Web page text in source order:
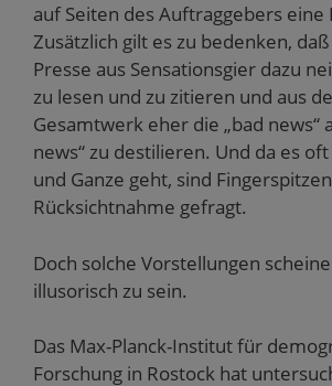
auf Seiten des Auftraggebers eine
Zusätzlich gilt es zu bedenken,
Presse aus Sensationsgier dazu
zu lesen und zu zitieren und aus
Gesamtwerk eher die „bad news“
news“ zu destilieren. Und da es
und Ganze geht, sind
Rücksichtnahme gefragt.
Doch solche Vorstellungen
illusorisch zu sein.
Das Max-Planck-Institut für
Forschung in Rostock hat